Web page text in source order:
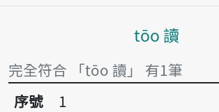
主內容區塊
tōo 讀
完全符合 「tōo 讀」 有1筆
序號1讀
序號
1